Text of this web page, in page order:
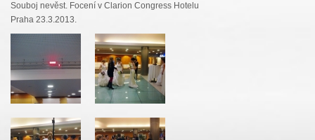
Souboj nevěst. Focení v Clarion Congress Hotelu
Praha 23.3.2013.